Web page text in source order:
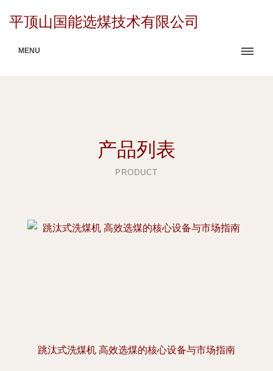
平顶山国能选煤技术有限公司
MENU
产品列表
PRODUCT
跳汰式洗煤机 高效选煤的核心设备与市场指南